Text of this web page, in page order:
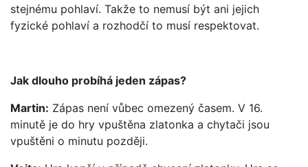
stejnému pohlaví. Takže to nemusí být ani jejich
fyzické pohlaví a rozhodčí to musí respektovat.
Jak dlouho probíhá jeden zápas?
Martin: Zápas není vůbec omezený časem. V 16.
minutě je do hry vpuštěna zlatonka a chytači jsou
vpuštěni o minutu později.